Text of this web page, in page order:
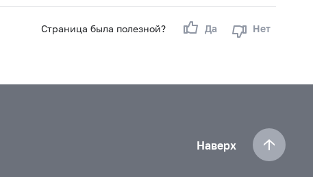
Страница была полезной? Да Нет
Наверх